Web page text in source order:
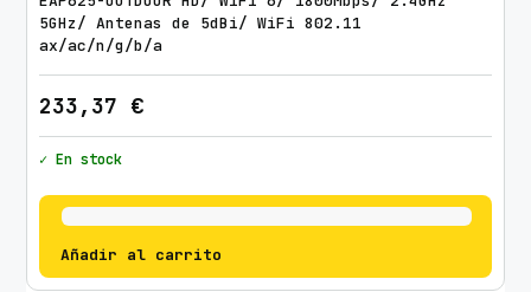
5GHz/ Antenas de 5dBi/ WiFi 802.11
ax/ac/n/g/b/a
233,37 €
✓ En stock
Añadir al carrito